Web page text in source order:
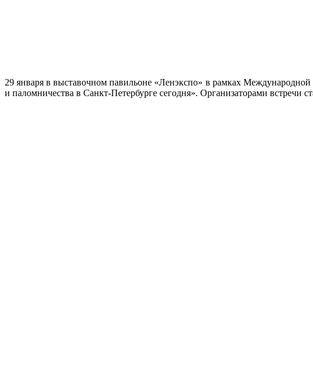
29 января в выставочном павильоне «Ленэкспо» в рамках Международной
и паломничества в Санкт-Петербурге сегодня». Организаторами встречи